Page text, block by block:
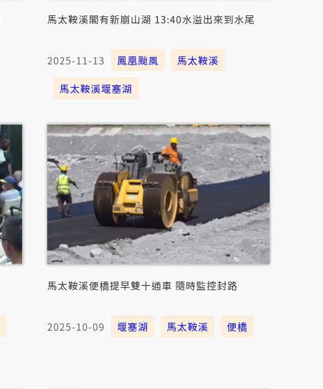
馬太鞍溪閣有新崩山湖 13:40水溢出來到水尾
2025-11-13 鳳凰颱風
馬太鞍溪
馬太鞍溪堰塞湖
馬太鞍溪便橋提早雙十通車 隨時監控封路
2025-10-09 堰塞湖 馬太鞍溪 便橋